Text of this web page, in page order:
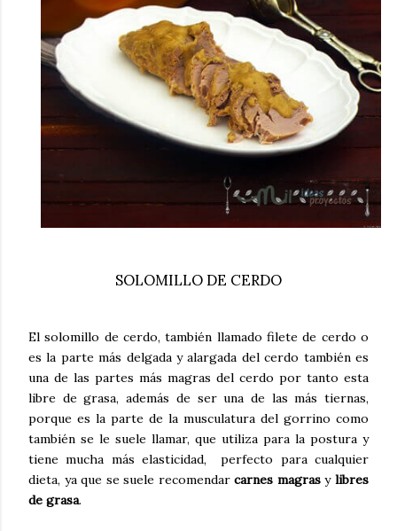
SOLOMILLO DE CERDO
El solomillo de cerdo, también llamado filete de cerdo o
es la parte más delgada y alargada del cerdo también es
una de las partes más magras del cerdo por tanto esta
libre de grasa, además de ser una de las más tiernas,
porque es la parte de la musculatura del gorrino como
también se le suele llamar, que utiliza para la postura y
tiene mucha más elasticidad, perfecto para cualquier
dieta, ya que se suele recomendarcarnes magrasylibres
de grasa.